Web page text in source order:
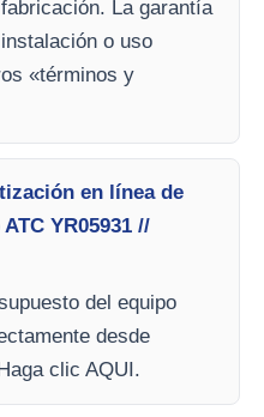
La garantía
o uso
«términos y
en línea de
YR05931 //
del equipo
desde
clic AQUI.